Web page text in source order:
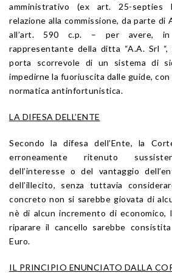
amministrativo (ex art. 25-
relazione alla commissione, da parte
all’art. 590 c.p. – per avere,
rappresentante della ditta “A.A. Srl
porta scorrevole di un sistema di
impedirne la fuoriuscita dalle guide, con
normatica antinfortunistica.
LA DIFESA DELL’ENTE
Secondo la difesa dell’Ente, la
erroneamente ritenuto
dell’interesse o del vantaggio
dell’illecito, senza tuttavia
concreto non si sarebbe giovata di
nè di alcun incremento di economico,
riparare il cancello sarebbe
Euro.
IL PRINCIPIO ENUNCIATO DALLA